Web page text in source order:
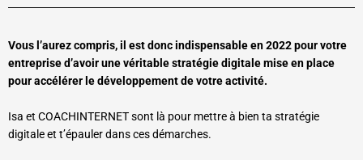
Vous l’aurez compris, il est donc indispensable en 2022 pour votre
entreprise d’avoir une véritable stratégie digitale mise en place
pour accélérer le développement de votre activité.
Isa et COACHINTERNET sont là pour mettre à bien ta stratégie
digitale et t’épauler dans ces démarches.